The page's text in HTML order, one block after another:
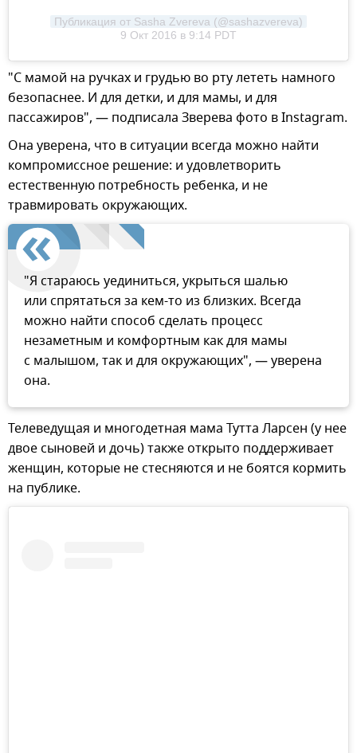
Публикация от Sasha Zvereva (@sashazvereva)
9 Окт 2016 в 9:14 PDT
"С мамой на ручках и грудью во рту лететь намного
безопаснее. И для детки, и для мамы, и для
пассажиров", — подписала Зверева фото в Instagram.
Она уверена, что в ситуации всегда можно найти
компромиссное решение: и удовлетворить
естественную потребность ребенка, и не
травмировать окружающих.
"Я стараюсь уединиться, укрыться шалью
или спрятаться за кем-то из близких. Всегда
можно найти способ сделать процесс
незаметным и комфортным как для мамы
с малышом, так и для окружающих", — уверена
она.
Телеведущая и многодетная мама Тутта Ларсен (у нее
двое сыновей и дочь) также открыто поддерживает
женщин, которые не стесняются и не боятся кормить
на публике.